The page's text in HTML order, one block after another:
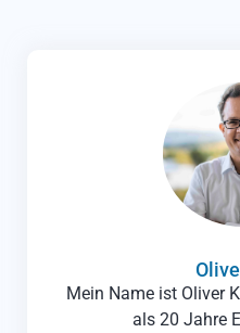
Mein Name ist Oliver
als 20 Jahre